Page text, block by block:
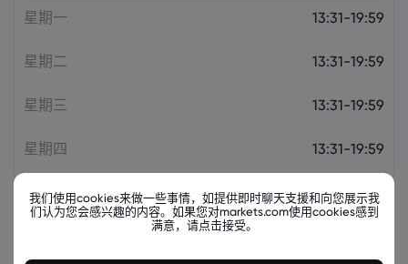
星期一 13:31-19:59
星期二 13:31-19:59
星期三 13:31-19:59
星期四 13:31-19:59
我们使用cookies来做一些事情，如提供即时聊天支援和向您展示我
们认为您会感兴趣的内容。如果您对markets.com使用cookies感到
满意，请点击接受。